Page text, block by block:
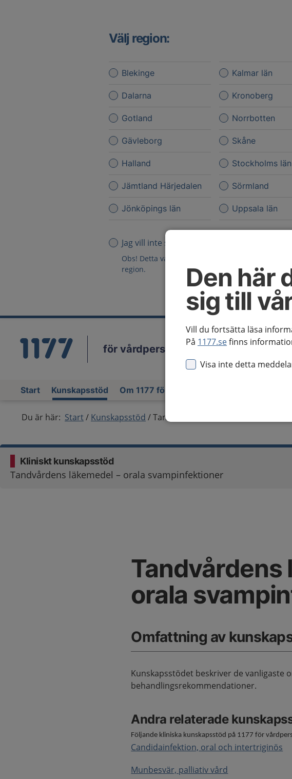
Den här
sig till
Vill du fortsätta läsa
På 1177.sefinns
Visa inte detta
Välj region:
Blekinge
Dalarna
Gotland
Gävleborg
Halland
Jämtland Härjedalen
Jönköpings län
Kalmar län
Kronoberg
Norrbotten
Skåne
Stockholms län
Sörmland
Uppsala län
Jag vill inte se någon regional information
Obs! Detta val innebär att du inte ser regionalt
region.
för vårdpersonal Välj region
Start Kunskapsstöd Om 1177 för vårdpersonal
Du är här: Start Kunskapsstöd Tandvårdens läkemedel - orala
Kliniskt kunskapsstöd
Tandvårdens läkemedel – orala svampinfektioner
Tandvårdens
orala
Omfattning av
Kunskapsstödet beskriver de vanligaste
behandlingsrekommendationer.
Andra relaterade
Följande kliniska kunskapsstöd på 1177 för
Candidainfektion, oral och intertriginös
Munbesvär, palliativ vård